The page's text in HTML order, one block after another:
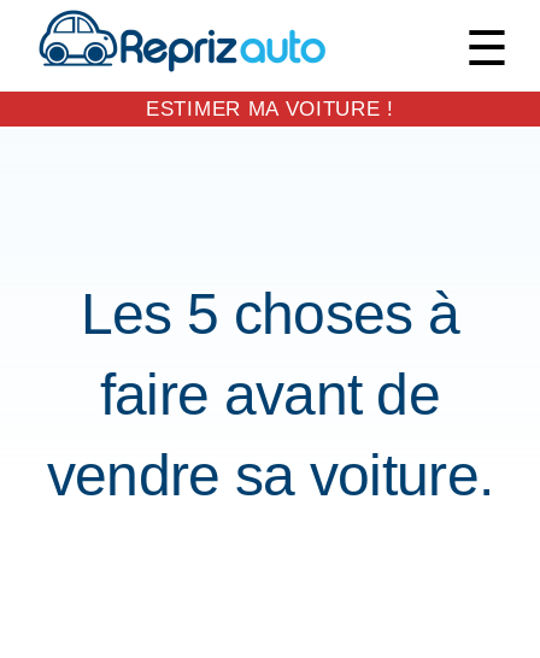
ESTIMER MA VOITURE !
Les 5 choses à
faire avant de
vendre sa voiture.